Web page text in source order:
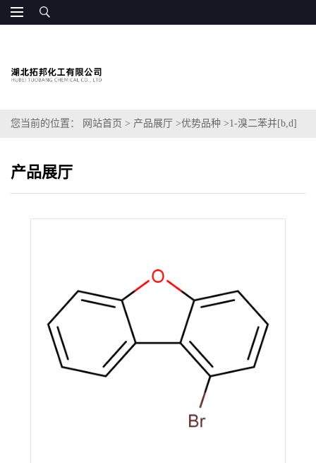
您当前的位置： 网站首页 > 产品展厅 >优势品种 >1-溴二苯并[b,d]
产品展厅